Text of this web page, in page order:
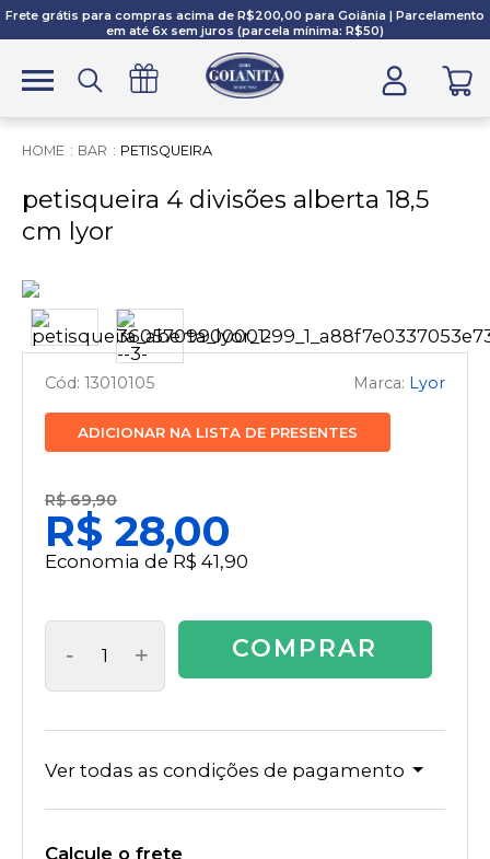
Frete grátis para compras acima de R$200,00 para Goiânia | Parcelamento
em até 6x sem juros (parcela mínima: R$50)
BAR PETISQUEIRA
petisqueira 4 divisões alberta 18,5
cm lyor
13010105 Lyor
ADICIONAR NA LISTA DE PRESENTES
R$ 69,90
R$ 28,00
Economia de R$ 41,90
- + COMPRAR
Ver todas as condições de pagamento